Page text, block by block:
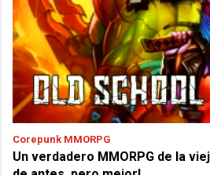
Corepunk MMORPG
Un verdadero MMORPG de la